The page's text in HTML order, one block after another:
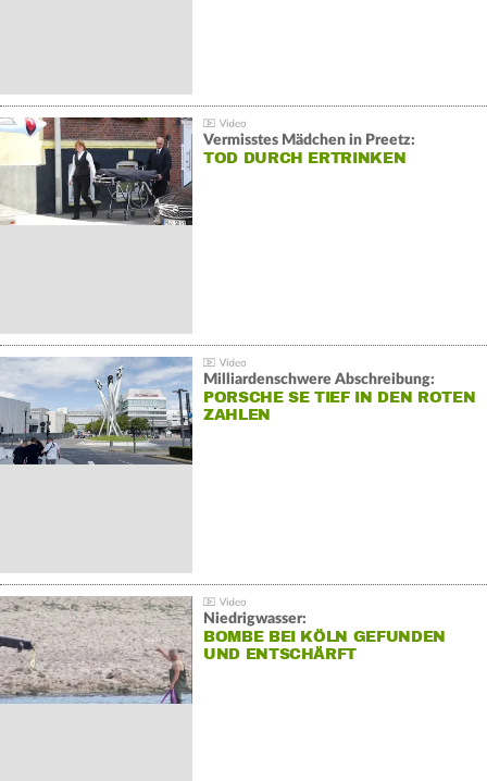
Vermisstes Mädchen in Preetz:
TOD DURCH ERTRINKEN
Milliardenschwere Abschreibung:
PORSCHE SE TIEF IN DEN ROTEN
ZAHLEN
Niedrigwasser:
BOMBE BEI KÖLN GEFUNDEN
UND ENTSCHÄRFT